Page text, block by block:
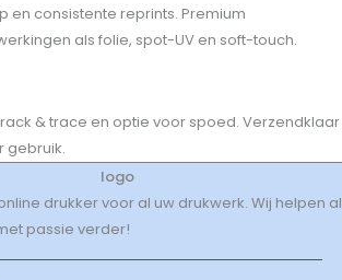
en consistente reprints. Premium
als folie, spot-UV en soft-touch.
& trace en optie voor spoed. Verzendklaar
gebruik.
drukker voor al uw drukwerk. Wij helpen al
passie verder!